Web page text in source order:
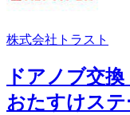
株式会社トラスト
ドアノブ交
おたすけス